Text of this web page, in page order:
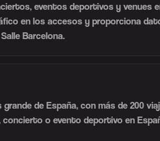
eventos deportivos y venues
en los accesos y proporciona
Barcelona.
de España, con más de 200
o evento deportivo en